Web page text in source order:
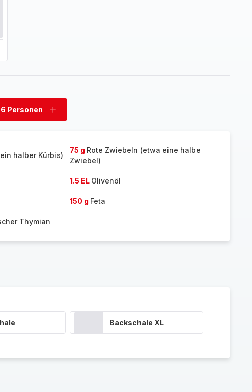
6 Personen
Personen
halber Kürbis)
75 g Rote Zwiebeln (etwa eine halbe
Zwiebel)
1.5 EL Olivenöl
150 g Feta
Thymian
Backschale XL